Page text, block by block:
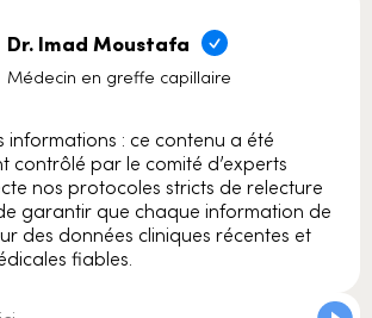
Dr. Imad Moustafa
Médecin en greffe capillaire
informations : ce contenu a été
contrôlé par le comité d’experts
nos protocoles stricts de relecture
garantir que chaque information de
des données cliniques récentes et
fiables.